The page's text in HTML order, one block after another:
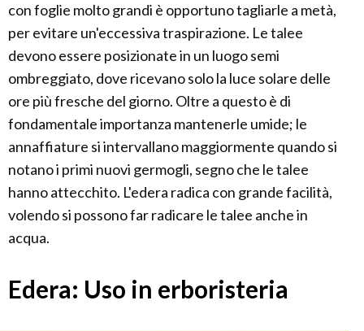
con foglie molto grandi è opportuno tagliarle a metà,
per evitare un'eccessiva traspirazione. Le talee
devono essere posizionate in un luogo semi
ombreggiato, dove ricevano solo la luce solare delle
ore più fresche del giorno. Oltre a questo è di
fondamentale importanza mantenerle umide; le
annaffiature si intervallano maggiormente quando si
notano i primi nuovi germogli, segno che le talee
hanno attecchito. L'edera radica con grande facilità,
volendo si possono far radicare le talee anche in
acqua.
Edera: Uso in erboristeria